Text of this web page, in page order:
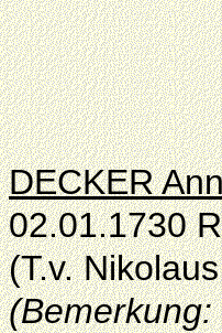
DECKER
02.01.1730
(T.v.